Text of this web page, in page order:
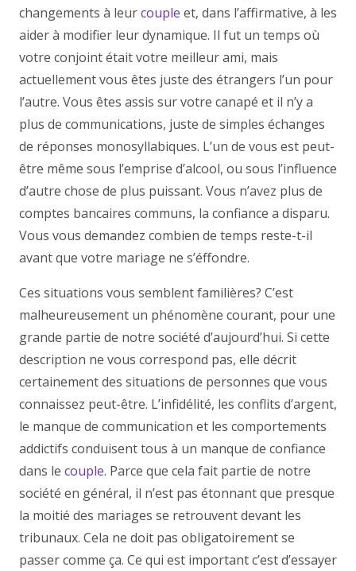
changements à leurcouple et, dans l’affirmative, à les
aider à modifier leur dynamique. Il fut un temps où
votre conjoint était votre meilleur ami, mais
actuellement vous êtes juste des étrangers l’un pour
l’autre. Vous êtes assis sur votre canapé et il n’y a
plus de communications, juste de simples échanges
de réponses monosyllabiques. L’un de vous est peut-
être même sous l’emprise d’alcool, ou sous l’influence
d’autre chose de plus puissant. Vous n’avez plus de
comptes bancaires communs, la confiance a disparu.
Vous vous demandez combien de temps reste-t-il
avant que votre mariage ne s’éffondre.
Ces situations vous semblent familières? C’est
malheureusement un phénomène courant, pour une
grande partie de notre société d’aujourd’hui. Si cette
description ne vous correspond pas, elle décrit
certainement des situations de personnes que vous
connaissez peut-être. L’infidélité, les conflits d’argent,
le manque de communication et les comportements
addictifs conduisent tous à un manque de confiance
dans le couple. Parce que cela fait partie de notre
société en général, il n’est pas étonnant que presque
la moitié des mariages se retrouvent devant les
tribunaux. Cela ne doit pas obligatoirement se
passer comme ça. Ce qui est important c’est d’essayer